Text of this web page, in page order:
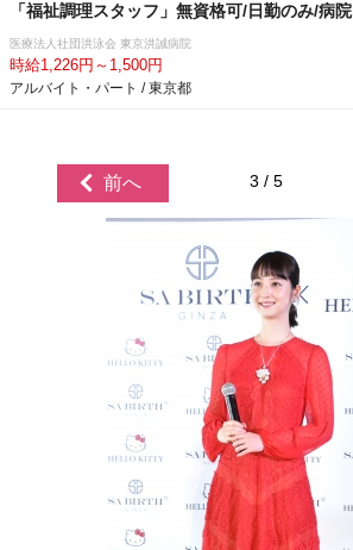
「福祉調理スタッフ」無資格可/日勤のみ/病院
医療法人社団洪泳会 東京洪誠病院
時給1,226円～1,500円
アルバイト・パート / 東京都
前へ 3 / 5